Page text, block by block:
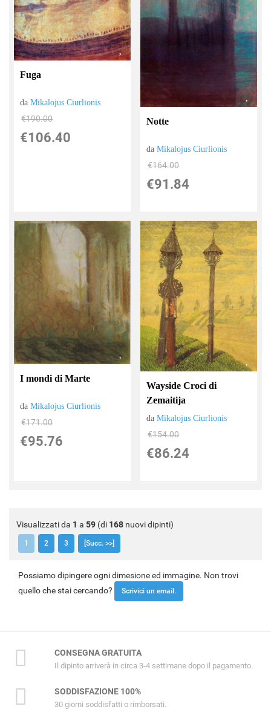
Fuga
daMikalojus Ciurlionis
€190.00
€106.40
Notte
daMikalojus Ciurlionis
€164.00
€91.84
I mondi di Marte
daMikalojus Ciurlionis
€171.00
€95.76
Wayside Croci di
Zemaitija
daMikalojus Ciurlionis
€154.00
€86.24
Visualizzati da 1 a 59 (di 168 nuovi dipinti)
1 2 3 [Succ. >>]
Possiamo dipingere ogni dimesione ed immagine. Non trovi
quello che stai cercando?
Scrivici un email.
CONSEGNA GRATUITA
Il dipinto arriverà in circa 3-4 settimane dopo il pagamento.
SODDISFAZIONE 100%
30 giorni soddisfatti o rimborsati.